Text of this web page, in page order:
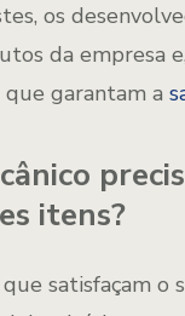
os
da empresa
garantam a
itens?
que satisfaçam